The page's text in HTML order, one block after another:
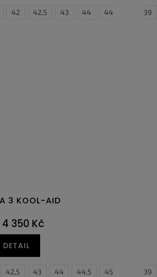
47,542 42,5 43 44 44,5
36,5 37,5 39
47,5
3 KOOL-AID
4 350 Kč
DETAIL
42,5 43 44 44,5 45
36,5 37,5 39